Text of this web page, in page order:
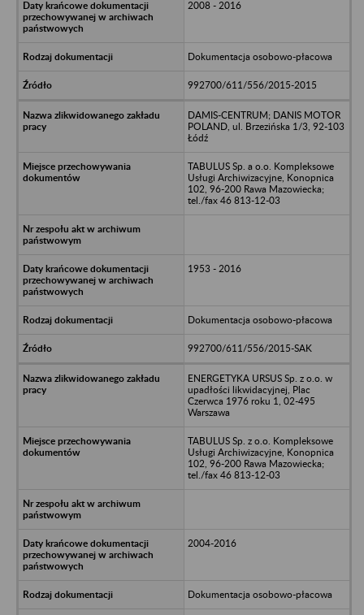
2008 - 2016
Dokumentacja osobowo-płacowa
992700/611/556/2015-2015
DAMIS-CENTRUM; DANIS MOTOR
POLAND, ul. Brzezińska 1/3, 92-103
Łódź
TABULUS Sp. a o.o. Kompleksowe
Usługi Archiwizacyjne, Konopnica
102, 96-200 Rawa Mazowiecka;
tel./fax 46 813-12-03
1953 - 2016
Dokumentacja osobowo-płacowa
992700/611/556/2015-SAK
ENERGETYKA URSUS Sp. z o.o. w
upadłości likwidacyjnej, Plac
Czerwca 1976 roku 1, 02-495
Warszawa
TABULUS Sp. z o.o. Kompleksowe
Usługi Archiwizacyjne, Konopnica
102, 96-200 Rawa Mazowiecka;
tel./fax 46 813-12-03
2004-2016
Dokumentacja osobowo-płacowa